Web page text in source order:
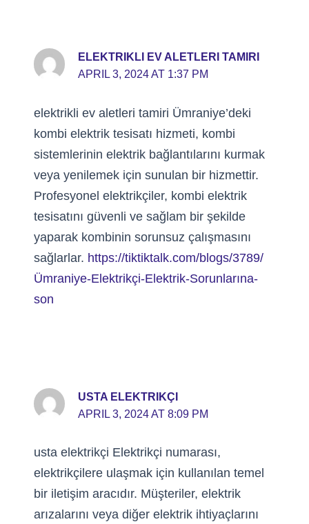
ELEKTRIKLI EV ALETLERI TAMIRI
APRIL 3, 2024 AT 1:37 PM
elektrikli ev aletleri tamiri Ümraniye’deki
kombi elektrik tesisatı hizmeti, kombi
sistemlerinin elektrik bağlantılarını kurmak
veya yenilemek için sunulan bir hizmettir.
Profesyonel elektrikçiler, kombi elektrik
tesisatını güvenli ve sağlam bir şekilde
yaparak kombinin sorunsuz çalışmasını
sağlarlar. https://tiktiktalk.com/blogs/3789/
Ümraniye-Elektrikçi-Elektrik-Sorunlarına-
son
USTA ELEKTRIKÇI
APRIL 3, 2024 AT 8:09 PM
usta elektrikçi Elektrikçi numarası,
elektrikçilere ulaşmak için kullanılan temel
bir iletişim aracıdır. Müşteriler, elektrik
arızalarını veya diğer elektrik ihtiyaçlarını